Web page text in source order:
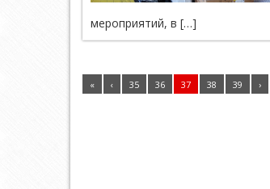
мероприятий, в […]
« ‹ 35 36 37 38 39 ›